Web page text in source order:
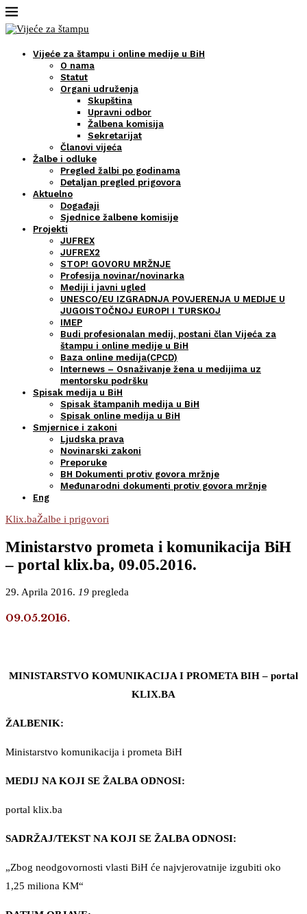
Vijeće za štampu i online medije u BiH
O nama
Statut
Organi udruženja
Skupština
Upravni odbor
Žalbena komisija
Sekretarijat
Članovi vijeća
Žalbe i odluke
Pregled žalbi po godinama
Detaljan pregled prigovora
Aktuelno
Događaji
Sjednice žalbene komisije
Projekti
JUFREX
JUFREX2
STOP! GOVORU MRŽNJE
Profesija novinar/novinarka
Mediji i javni ugled
UNESCO/EU IZGRADNJA POVJERENJA U MEDIJE U
JUGOISTOČNOJ EUROPI I TURSKOJ
IMEP
Budi profesionalan medij, postani član Vijeća za
štampu i online medije u BiH
Baza online medija(CPCD)
Internews – Osnaživanje žena u medijima uz
mentorsku podršku
Spisak medija u BiH
Spisak štampanih medija u BiH
Spisak online medija u BiH
Smjernice i zakoni
Ljudska prava
Novinarski zakoni
Preporuke
BH Dokumenti protiv govora mržnje
Međunarodni dokumenti protiv govora mržnje
Eng
Klix.baŽalbe i prigovori
Ministarstvo prometa i komunikacija BiH
– portal klix.ba, 09.05.2016.
29. Aprila 2016. 19 pregleda
09.05.2016.
MINISTARSTVO KOMUNIKACIJA I PROMETA BIH – portal
KLIX.BA
ŽALBENIK:
Ministarstvo komunikacija i prometa BiH
MEDIJ NA KOJI SE ŽALBA ODNOSI:
portal klix.ba
SADRŽAJ/TEKST NA KOJI SE ŽALBA ODNOSI:
„Zbog neodgovornosti vlasti BiH će najvjerovatnije izgubiti oko
1,25 miliona KM“